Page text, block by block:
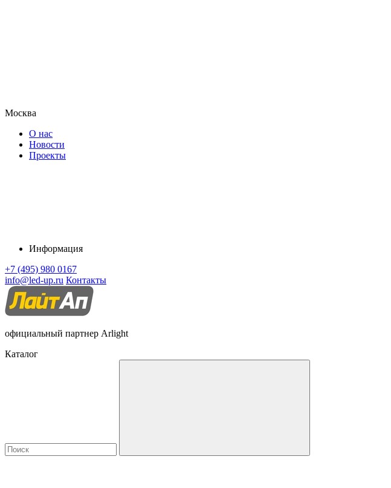
Москва
О нас
Новости
Проекты
Информация
+7 (495) 980 0167
info@led-up.ru Контакты
официальный партнер Arlight
Каталог